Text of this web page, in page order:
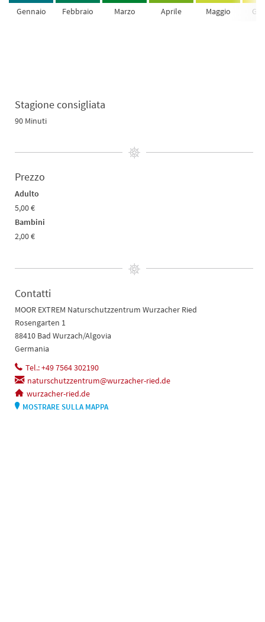
Gennaio Febbraio Marzo Aprile Maggio
Stagione consigliata
90 Minuti
Prezzo
Adulto
5,00 €
Bambini
2,00 €
Contatti
MOOR EXTREM Naturschutzzentrum Wurzacher Ried
Rosengarten 1
88410 Bad Wurzach/Algovia
Germania
Tel.: +49 7564 302190
naturschutzzentrum@wurzacher-ried.de
wurzacher-ried.de
MOSTRARE SULLA MAPPA